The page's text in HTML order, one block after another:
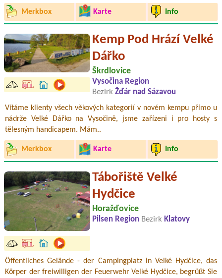
Merkbox Karte Info
Kemp Pod Hrází Velké
Dářko
Škrdlovice
Vysočina Region
Bezirk Žďár nad Sázavou
Vítáme klienty všech věkových kategorií v novém kempu přímo u
nádrže Velké Dářko na Vysočině, jsme zařízeni i pro hosty s
tělesným handicapem. Mám..
Merkbox Karte Info
Tábořiště Velké
Hydčice
Horažďovice
Pilsen Region Bezirk Klatovy
Öffentliches Gelände - der Campingplatz in Velké Hydčice, das
Körper der freiwilligen der Feuerwehr Velké Hydčice, begrüßt Sie